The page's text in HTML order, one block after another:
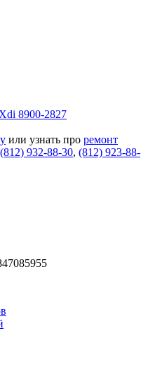
8900-2827
или узнать про ремонт
(812) 932-88-30, (812) 923-88-